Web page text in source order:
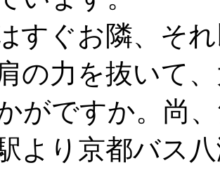
すぐお隣、そ
の力を抜いて
がですか。尚
より京都バス